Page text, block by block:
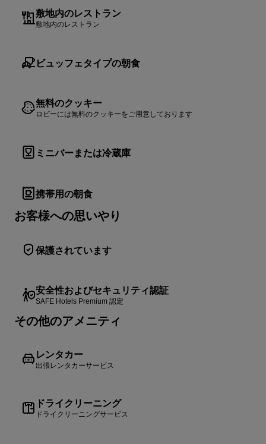
敷地内のレストラン
敷地内のレストラン
ビュッフェタイプの朝食
無料のクッキー
ロビーには無料のクッキーをご用意しております
ミニバーまたは冷蔵庫
携帯用の朝食
お客様への思いやり
保護されています
安全性およびセキュリティ認証
SAFE Hotels Premium 認定
その他のアメニティ
レンタカー
出張レンタカーサービス
ドライクリーニング
ドライクリーニングサービス